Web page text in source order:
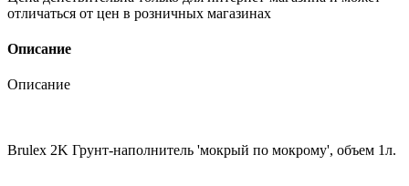
отличаться от цен в розничных магазинах
Описание
Описание
Brulex 2K Грунт-наполнитель 'мокрый по мокрому', объем 1л.